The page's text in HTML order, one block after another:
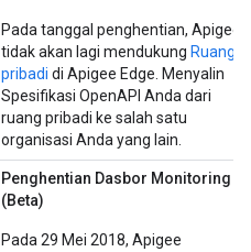
Pada tanggal penghentian, Apigee
tidak akan lagi mendukung Ruang
pribadi di Apigee Edge. Menyalin
Spesifikasi OpenAPI Anda dari
ruang pribadi ke salah satu
organisasi Anda yang lain.
Penghentian Dasbor Monitoring
(Beta)
Pada 29 Mei 2018, Apigee